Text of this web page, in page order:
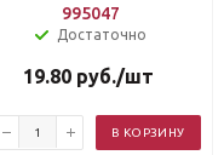
995047
Достаточно
19.80 руб./шт
В КОРЗИНУ